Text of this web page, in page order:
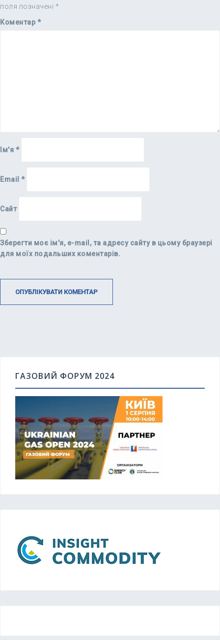
поля позначені *
Коментар *
Ім'я *
Email *
Сайт
Зберегти моє ім'я, e-mail, та адресу сайту в цьому браузері
для моїх подальших коментарів.
ГАЗОВИЙ ФОРУМ 2024